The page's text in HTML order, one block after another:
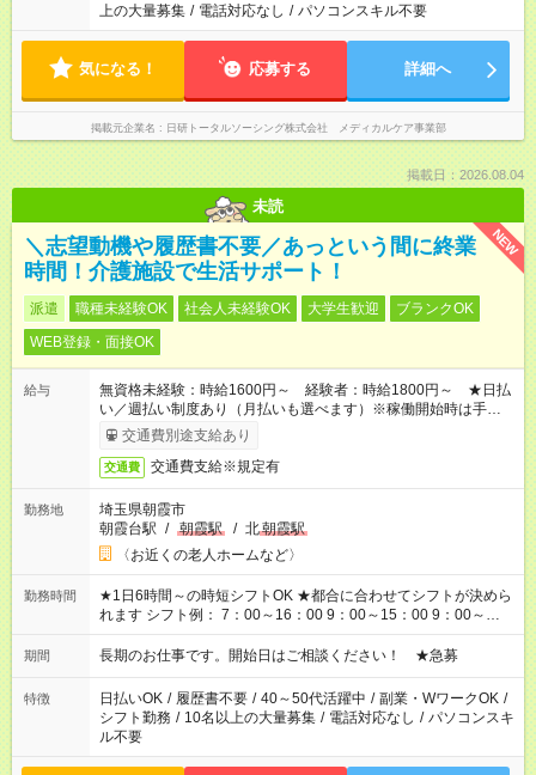
上の大量募集 / 電話対応なし / パソコンスキル不要
気になる！ 応募する 詳細へ
掲載元企業名 日研トータルソーシング株式会社 メディカルケア事業部
掲載日：2026.08.04
未読
NEW
＼志望動機や履歴書不要／あっという間に終業
時間！介護施設で生活サポート！
派遣 職種未経験OK 社会人未経験OK 大学生歓迎
ブランクOK
WEB登録・面接OK
給与
無資格未経験：時給1600円～ 経験者：時給1800円～ ★日払
い／週払い制度あり（月払いも選べます）※稼働開始時は手続き
完了次第のお支払いとなります。
交通費別途支給あり
交通費 交通費支給※規定有
勤務地
埼玉県朝霞市
朝霞台駅 / 朝霞駅 / 北朝霞駅
〈お近くの老人ホームなど〉
勤務時間
★1日6時間～の時短シフトOK ★都合に合わせてシフトが決めら
れます シフト例： 7：00～16：00 9：00～15：00 9：00～
18：00 11：00～20：00 など ※Wワークの場合、他のお仕事と
合わせ週40時間超の就業はご案内できません ※法令に基づき、
派遣法（日雇い派遣の原則禁止）により、短時間・短期間の就
業はご案内が難しい場合があります
期間 長期のお仕事です。開始日はご相談ください！ ★急募
特徴 日払いOK / 履歴書不要 / 40～50代活躍中 / 副業・WワークOK /
シフト勤務 / 10名以上の大量募集 / 電話対応なし / パソコンスキ
ル不要